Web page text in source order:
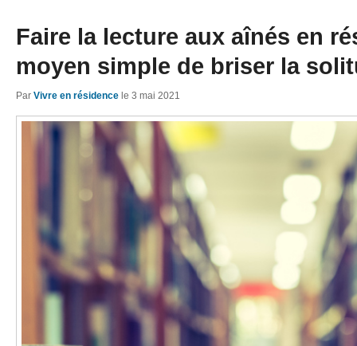
Faire la lecture aux aînés en
moyen simple de briser la
Par Vivre en résidence le 3 mai 2021